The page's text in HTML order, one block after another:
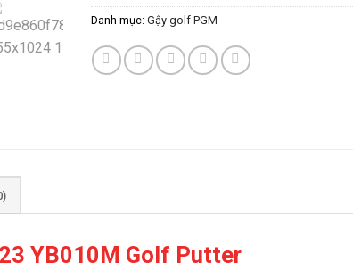
Danh mục: Gậy golf PGM
YB010M Golf Putter